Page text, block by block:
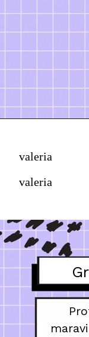
valeria
valeria